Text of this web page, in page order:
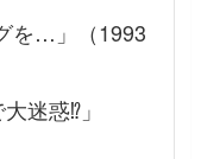
を…」（1993
迷惑⁉」